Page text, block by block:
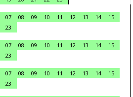
07 08 09 10 11 12 13 14
15
23
07 08 09 10 11 12 13 14
15
23
07 08 09 10 11 12 13 14
15
23